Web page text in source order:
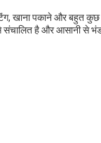
खाना पकाने और बहुत
से संचालित है और आसानी से